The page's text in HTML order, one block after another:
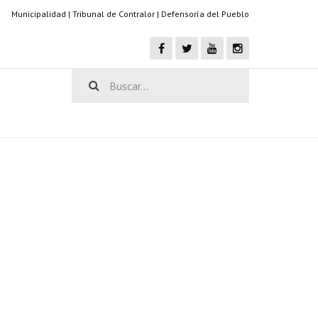
Municipalidad | Tribunal de Contralor | Defensoría del Pueblo